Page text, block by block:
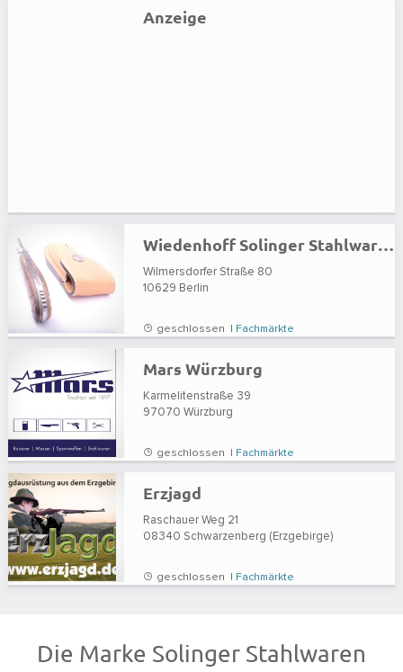
Anzeige
Wiedenhoff Solinger Stahlwaren & Schneidwaren
Wilmersdorfer Straße 80
10629 Berlin
geschlossen | Fachmärkte
Mars Würzburg
Karmelitenstraße 39
97070 Würzburg
geschlossen | Fachmärkte
Erzjagd
Raschauer Weg 21
08340 Schwarzenberg (Erzgebirge)
geschlossen | Fachmärkte
Die Marke Solinger Stahlwaren